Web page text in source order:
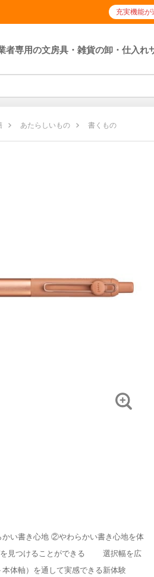
充実機能が
者専用の文房具・雑貨の卸・仕入れ
あたらしいもの 書くもの
い書き心地 ②やわらかい書き心地を体
を見つけることができる 選択幅を広
体軸）を通して実感できる新体験